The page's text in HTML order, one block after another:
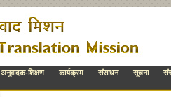
अनुवादक-शिक्षण कार्यक्रम संसाधन सूचना